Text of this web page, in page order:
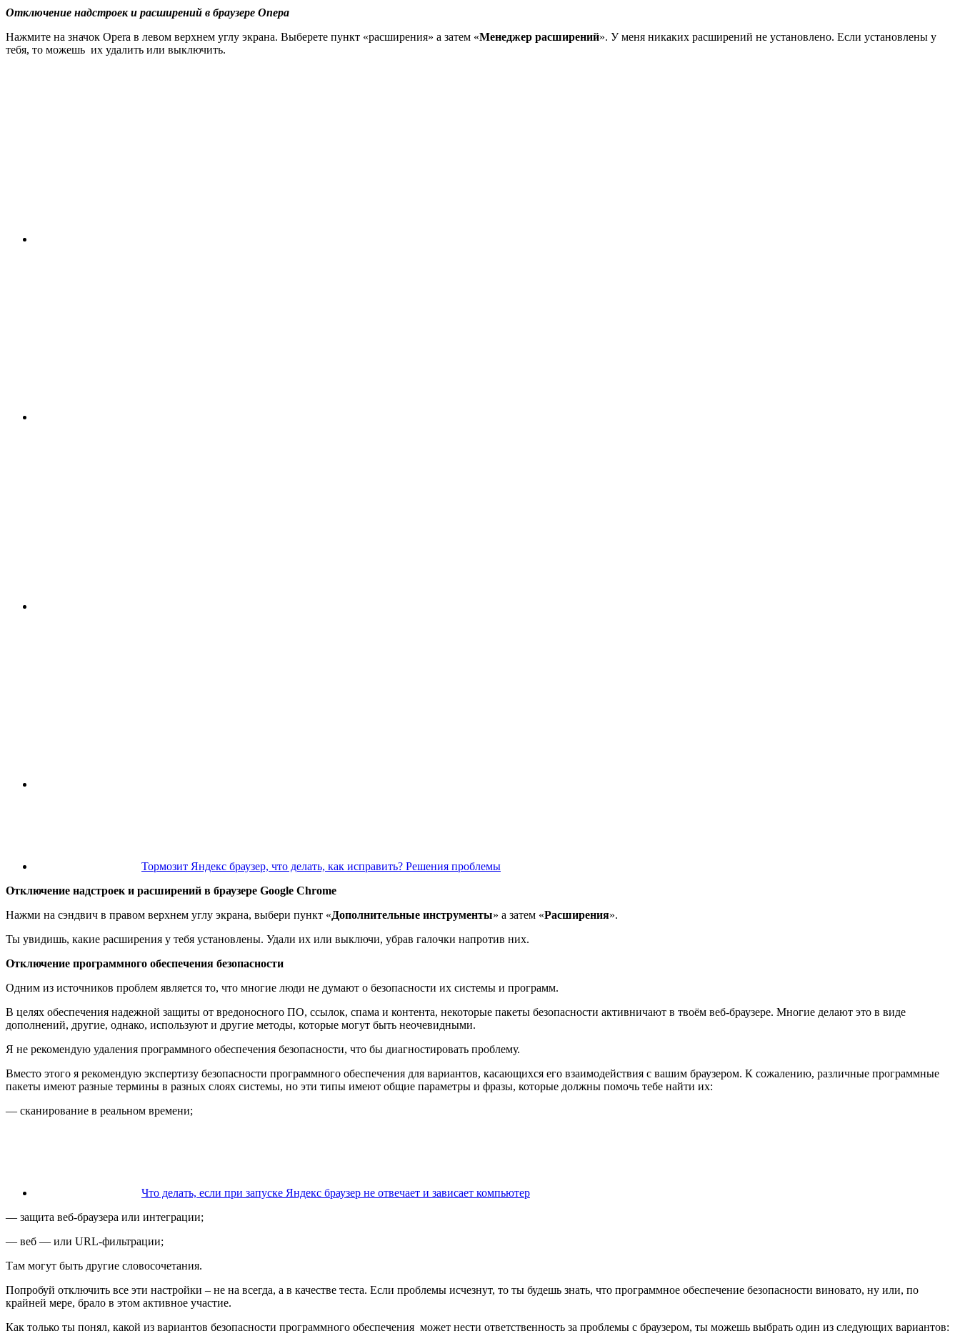
Отключение надстроек и расширений в браузере Опера
Нажмите на значок Opera в левом верхнем углу экрана. Выберете пункт «расширения» а затем «Менеджер расширений». У меня никаких расширений не установлено. Если установлены у
тебя, то можешь их удалить или выключить.
Тормозит Яндекс браузер, что делать, как исправить? Решения проблемы
Отключение надстроек и расширений в браузере Google Chrome
Нажми на сэндвич в правом верхнем углу экрана, выбери пункт «Дополнительные инструменты» а затем «Расширения».
Ты увидишь, какие расширения у тебя установлены. Удали их или выключи, убрав галочки напротив них.
Отключение программного обеспечения безопасности
Одним из источников проблем является то, что многие люди не думают о безопасности их системы и программ.
В целях обеспечения надежной защиты от вредоносного ПО, ссылок, спама и контента, некоторые пакеты безопасности активничают в твоём веб-браузере. Многие делают это в виде
дополнений, другие, однако, используют и другие методы, которые могут быть неочевидными.
Я не рекомендую удаления программного обеспечения безопасности, что бы диагностировать проблему.
Вместо этого я рекомендую экспертизу безопасности программного обеспечения для вариантов, касающихся его взаимодействия с вашим браузером. К сожалению, различные программные
пакеты имеют разные термины в разных слоях системы, но эти типы имеют общие параметры и фразы, которые должны помочь тебе найти их:
— сканирование в реальном времени;
Что делать, если при запуске Яндекс браузер не отвечает и зависает компьютер
— защита веб-браузера или интеграции;
— веб — или URL-фильтрации;
Там могут быть другие словосочетания.
Попробуй отключить все эти настройки – не на всегда, а в качестве теста. Если проблемы исчезнут, то ты будешь знать, что программное обеспечение безопасности виновато, ну или, по
крайней мере, брало в этом активное участие.
Как только ты понял, какой из вариантов безопасности программного обеспечения может нести ответственность за проблемы с браузером, ты можешь выбрать один из следующих вариантов: